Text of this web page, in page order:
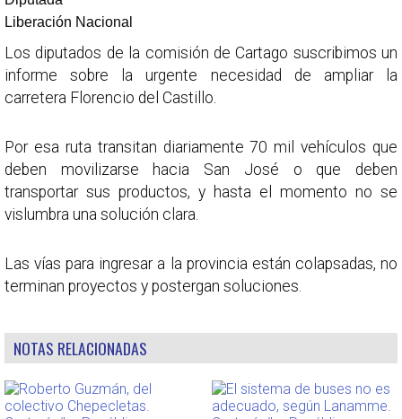
Liberación Nacional
Los diputados de la comisión de Cartago suscribimos un
informe sobre la urgente necesidad de ampliar la
carretera Florencio del Castillo.
Por esa ruta transitan diariamente 70 mil vehículos que
deben movilizarse hacia San José o que deben
transportar sus productos, y hasta el momento no se
vislumbra una solución clara.
Las vías para ingresar a la provincia están colapsadas, no
terminan proyectos y postergan soluciones.
NOTAS RELACIONADAS